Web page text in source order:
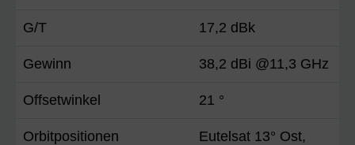
G/T 17,2 dBk
Gewinn 38,2 dBi @11,3 GHz
Offsetwinkel 21 °
Orbitpositionen
Eutelsat 13° Ost,